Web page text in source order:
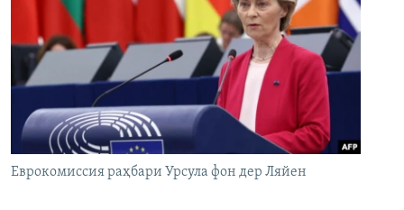
Еврокомиссия раҳбари Урсула фон дер Ляйен